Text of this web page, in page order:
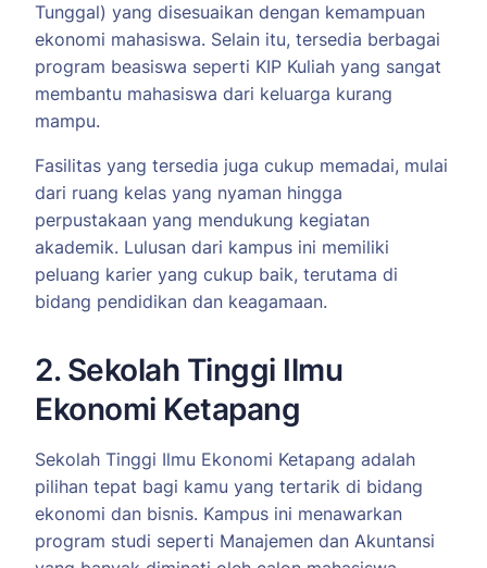
Tunggal) yang disesuaikan dengan kemampuan
ekonomi mahasiswa. Selain itu, tersedia berbagai
program beasiswa seperti KIP Kuliah yang sangat
membantu mahasiswa dari keluarga kurang
mampu.
Fasilitas yang tersedia juga cukup memadai, mulai
dari ruang kelas yang nyaman hingga
perpustakaan yang mendukung kegiatan
akademik. Lulusan dari kampus ini memiliki
peluang karier yang cukup baik, terutama di
bidang pendidikan dan keagamaan.
2. Sekolah Tinggi Ilmu
Ekonomi Ketapang
Sekolah Tinggi Ilmu Ekonomi Ketapang adalah
pilihan tepat bagi kamu yang tertarik di bidang
ekonomi dan bisnis. Kampus ini menawarkan
program studi seperti Manajemen dan Akuntansi